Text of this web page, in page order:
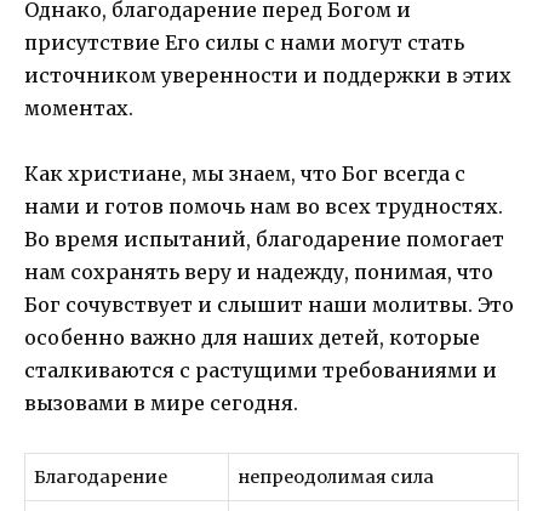
Однако, благодарение перед Богом и
присутствие Его силы с нами могут стать
источником уверенности и поддержки в этих
моментах.
Как христиане, мы знаем, что Бог всегда с
нами и готов помочь нам во всех трудностях.
Во время испытаний, благодарение помогает
нам сохранять веру и надежду, понимая, что
Бог сочувствует и слышит наши молитвы. Это
особенно важно для наших детей, которые
сталкиваются с растущими требованиями и
вызовами в мире сегодня.
Благодарение непреодолимая сила